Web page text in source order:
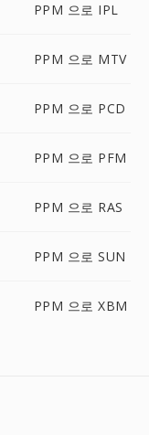
PPM 으로 IPL
PPM 으로 MTV
PPM 으로 PCD
PPM 으로 PFM
PPM 으로 RAS
PPM 으로 SUN
PPM 으로 XBM